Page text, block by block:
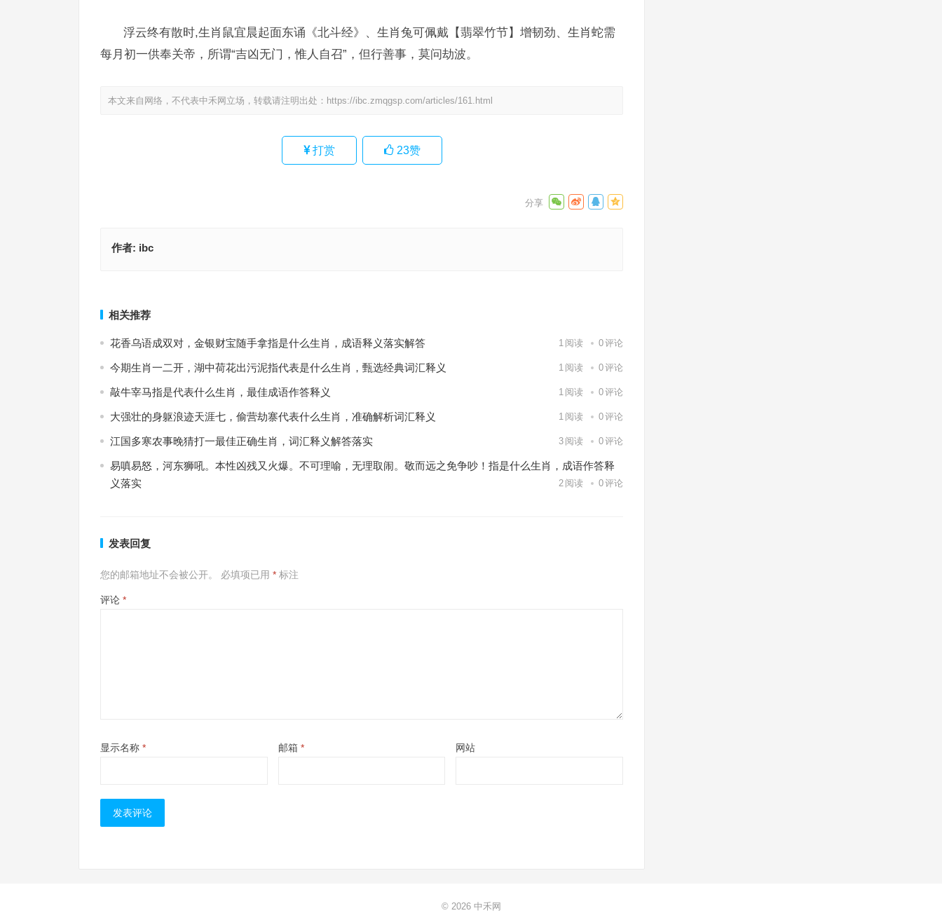
浮云终有散时,生肖鼠宜晨起面东诵《北斗经》、生肖兔可佩戴【翡翠竹节】增韧劲、生肖蛇需
每月初一供奉关帝，所谓“吉凶无门，惟人自召”，但行善事，莫问劫波。
本文来自网络，不代表中禾网立场，转载请注明出处： https://ibc.zmqgsp.com/articles/161.html
打赏 23赞
作者: ibc
相关推荐
花香乌语成双对，金银财宝随手拿指是什么生肖，成语释义落实解答 1 阅读 0评论
今期生肖一二开，湖中荷花出污泥指代表是什么生肖，甄选经典词汇释义 1 阅读 0评论
敲牛宰马指是代表什么生肖，最佳成语作答释义 1 阅读 0评论
大强壮的身躯浪迹天涯七，偷营劫寨代表什么生肖，准确解析词汇释义 1 阅读 0评论
江国多寒农事晚猜打一最佳正确生肖，词汇释义解答落实 3 阅读 0评论
易嗔易怒，河东狮吼。本性凶残又火爆。不可理喻，无理取闹。敬而远之免争吵！指是什么生肖，成语作答释
义落实
2 阅读 0评论
发表回复
您的邮箱地址不会被公开。 必填项已用 * 标注
评论 *
显示名称 * 邮箱 * 网站
© 2026 中禾网